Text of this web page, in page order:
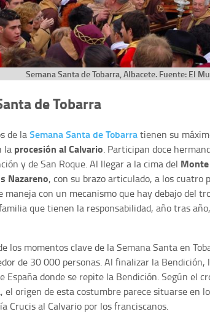
Semana Santa de Tobarra, Albacete. Fuente: El
de Tobarra
de laSemana Santa de Tobarratienen su
la procesión al Calvario. Participan doce
y de San Roque. Al llegar a la cima del
Nazareno, con su brazo articulado, a los cuatro
maneja con un mecanismo que hay debajo del
que tienen la responsabilidad, año tras
los momentos clave de la Semana Santa en
de 30 000 personas. Al finalizar la Bendición,
España donde se repite la Bendición. Según el
el origen de esta costumbre parece situarse en
Crucis al Calvario por los franciscanos.